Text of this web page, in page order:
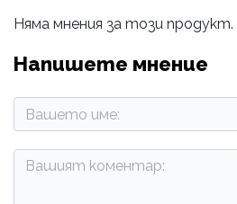
Няма мнения за този продукт.
Напишете мнение